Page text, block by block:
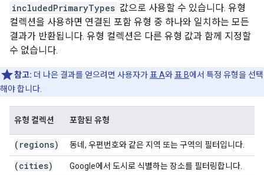
includedPrimaryTypes 값으로 사용할 수 있습니다. 유형
컬렉션을 사용하면 연결된 포함 유형 중 하나와 일치하는 모든
결과가 반환됩니다. 유형 컬렉션은 다른 유형 값과 함께 지정할
수 없습니다.
참고: 더 나은 결과를 얻으려면 사용자가표 A와표 B에서 특정 유형을 선택
해야 합니다.
유형 컬렉션 포함된 유형
(regions) 동네, 우편번호와 같은 지역 또는 구역의 필터입니다.
(cities) Google에서 도시로 식별하는 장소를 필터링합니다.